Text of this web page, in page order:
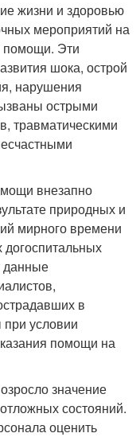
жизни и здоровью
мероприятий на
помощи. Эти
шока, острой
нарушения
острыми
травматическими
внезапно
природных и
мирного времени
данные
в
условии
помощи на
значение
состояний.
оценить